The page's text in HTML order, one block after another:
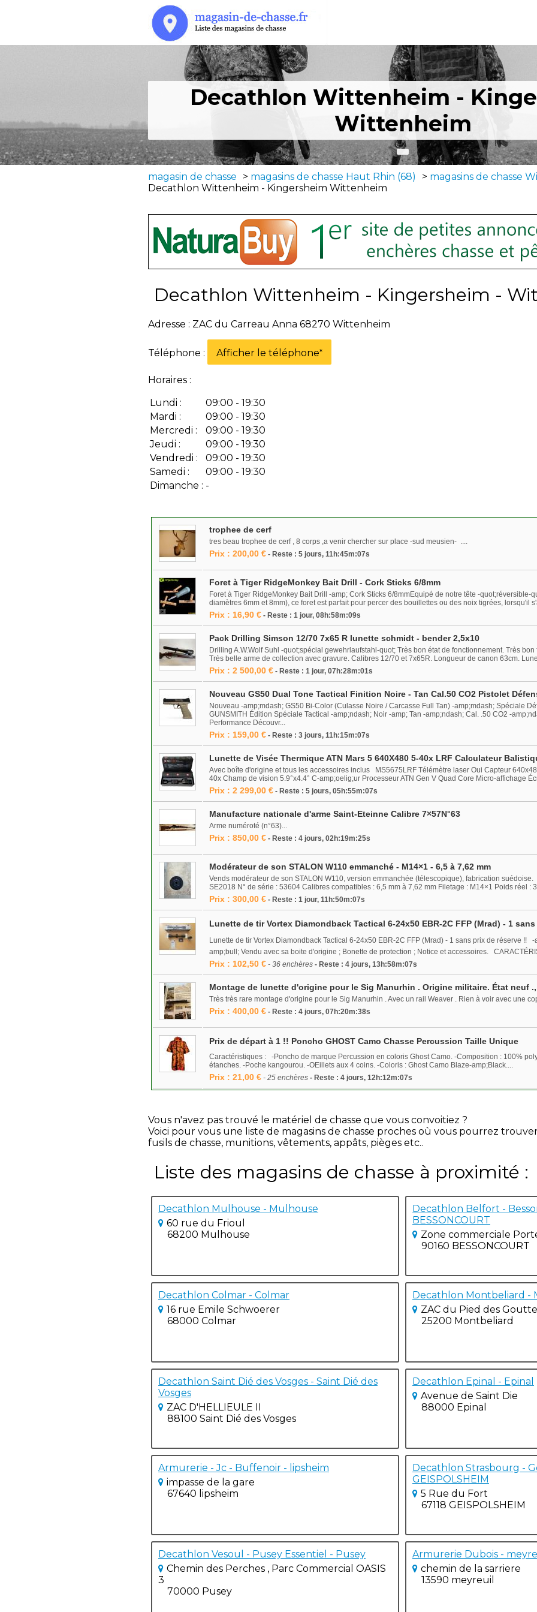
Decathlon Wittenheim -
Wittenheim
magasin de chasse > magasins de chasse Haut Rhin (68) > magasins de chasse
Decathlon Wittenheim - Kingersheim Wittenheim
Decathlon Wittenheim - Kingersheim -
Adresse : ZAC du Carreau Anna 68270 Wittenheim
Téléphone : Afficher le téléphone*
Horaires :
Lundi :
09:00 - 19:30
Mardi :
09:00 - 19:30
Mercredi :
09:00 - 19:30
Jeudi :
09:00 - 19:30
Vendredi :
09:00 - 19:30
Samedi :
09:00 - 19:30
Dimanche : -
trophee de cerf
tres beau trophee de cerf , 8 corps ,a venir chercher sur place -sud meusien- ....
Prix : 200,00 € - Reste : 5 jours, 11h:45m:07s
Foret à Tiger RidgeMonkey Bait Drill - Cork Sticks 6/8mm
Foret à Tiger RidgeMonkey Bait Drill -amp; Cork Sticks 6/8mmEquipé de notre tête -quot;réversible-
diamètres 6mm et 8mm), ce foret est parfait pour percer des bouillettes ou des noix tigrées, lorsqu'il
Prix : 16,90 € - Reste : 1 jour, 08h:58m:09s
Pack Drilling Simson 12/70 7x65 R lunette schmidt - bender 2,5x10
Drilling A.W.Wolf Suhl -quot;spécial gewehrlaufstahl-quot; Très bon état de fonctionnement. Très
Très belle arme de collection avec gravure. Calibres 12/70 et 7x65R. Longueur de canon 63cm.
Prix : 2 500,00 € - Reste : 1 jour, 07h:28m:01s
Nouveau GS50 Dual Tone Tactical Finition Noire - Tan Cal.50 CO2 Pistolet
Nouveau -amp;mdash; GS50 Bi-Color (Culasse Noire / Carcasse Full Tan) -amp;mdash; Spéciale
GUNSMITH Édition Spéciale Tactical -amp;ndash; Noir -amp; Tan -amp;ndash; Cal. .50 CO2 -
Performance Découvr...
Prix : 159,00 € - Reste : 3 jours, 11h:15m:07s
Lunette de Visée Thermique ATN Mars 5 640X480 5-40x LRF Calculateur
Avec boîte d'origine et tous les accessoires inclus MS5675LRF Télémètre laser Oui Capteur
40x Champ de vision 5.9°x4.4° C-amp;oelig;ur Processeur ATN Gen V Quad Core Micro-affichage
Prix : 2 299,00 € - Reste : 5 jours, 05h:55m:07s
Manufacture nationale d'arme Saint-Eteinne Calibre 7×57N°63
Arme numéroté (n°63)...
Prix : 850,00 € - Reste : 4 jours, 02h:19m:25s
Modérateur de son STALON W110 emmanché - M14×1 - 6,5 à 7,62 mm
Vends modérateur de son STALON W110, version emmanchée (télescopique), fabrication
SE2018 N° de série : 53604 Calibres compatibles : 6,5 mm à 7,62 mm Filetage : M14×1 Poids réel :
Prix : 300,00 € - Reste : 1 jour, 11h:50m:07s
Lunette de tir Vortex Diamondback Tactical 6-24x50 EBR-2C FFP (Mrad) - 1
Lunette de tir Vortex Diamondback Tactical 6-24x50 EBR-2C FFP (Mrad) - 1 sans prix de réserve !!
amp;bull; Vendu avec sa boite d'origine ; Bonette de protection ; Notice et accessoires.
Prix : 102,50 € - 36 enchères - Reste : 4 jours, 13h:58m:07s
Montage de lunette d'origine pour le Sig Manurhin . Origine militaire. État neuf .,
Très très rare montage d'origine pour le Sig Manurhin . Avec un rail Weaver . Rien à voir avec une
Prix : 400,00 € - Reste : 4 jours, 07h:20m:38s
Prix de départ à 1 !! Poncho GHOST Camo Chasse Percussion Taille Unique
Caractéristiques : -Poncho de marque Percussion en coloris Ghost Camo. -Composition : 100%
étanches. -Poche kangourou. -OEillets aux 4 coins. -Coloris : Ghost Camo Blaze-amp;Black....
Prix : 21,00 € - 25 enchères - Reste : 4 jours, 12h:12m:07s
Vous n'avez pas trouvé le matériel de chasse que vous convoitiez ?
Voici pour vous une liste de magasins de chasse proches où vous pourrez
fusils de chasse, munitions, vêtements, appâts, pièges etc..
Liste des magasins de chasse à proximité :
Decathlon Mulhouse - Mulhouse
60 rue du Frioul
68200 Mulhouse
Decathlon Belfort -
BESSONCOURT
Zone commerciale
90160 BESSONCOURT
Decathlon Colmar - Colmar
16 rue Emile Schwoerer
68000 Colmar
Decathlon Montbeliard -
ZAC du Pied des
25200 Montbeliard
Decathlon Saint Dié des Vosges - Saint Dié des
Vosges
ZAC D'HELLIEULE II
88100 Saint Dié des Vosges
Decathlon Epinal - Epinal
Avenue de Saint Die
88000 Epinal
Armurerie - Jc - Buffenoir - lipsheim
impasse de la gare
67640 lipsheim
Decathlon Strasbourg -
GEISPOLSHEIM
5 Rue du Fort
67118 GEISPOLSHEIM
Decathlon Vesoul - Pusey Essentiel - Pusey
Chemin des Perches , Parc Commercial OASIS
3
70000 Pusey
Armurerie Dubois -
chemin de la sarriere
13590 meyreuil